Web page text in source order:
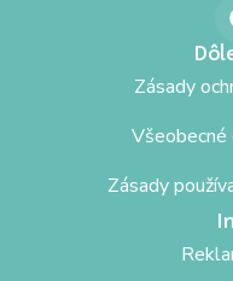
Zásady
Všeobecné
Zásady